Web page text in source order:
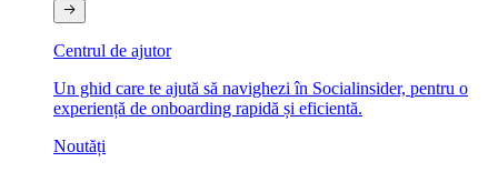
Centrul de ajutor
Un ghid care te ajută să navighezi în Socialinsider, pentru o
experiență de onboarding rapidă și eficientă.
Noutăți